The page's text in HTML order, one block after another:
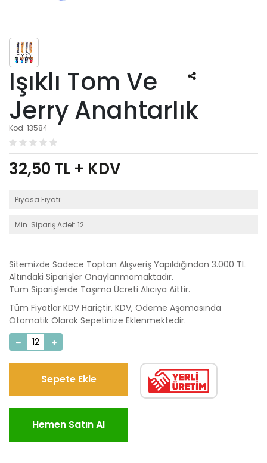
Işıklı Tom Ve
Jerry Anahtarlık
Kod: 13584
32,50 TL + KDV
Piyasa Fiyatı:
Min. Sipariş Adet: 12
Sitemizde Sadece Toptan Alışveriş Yapıldığından 3.000 TL
Altındaki Siparişler Onaylanmamaktadır.
Tüm Siparişlerde Taşıma Ücreti Alıcıya Aittir.
Tüm Fiyatlar KDV Hariçtir. KDV, Ödeme Aşamasında
Otomatik Olarak Sepetinize Eklenmektedir.
Sepete Ekle
Hemen Satın Al